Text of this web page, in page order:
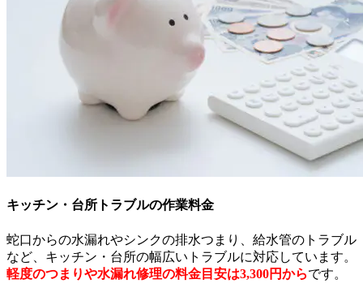
キッチン・台所トラブルの作業料金
蛇口からの水漏れやシンクの排水つまり、給水管のトラブル
など、キッチン・台所の幅広いトラブルに対応しています。
軽度のつまりや水漏れ修理の料金目安は3,300円からです。